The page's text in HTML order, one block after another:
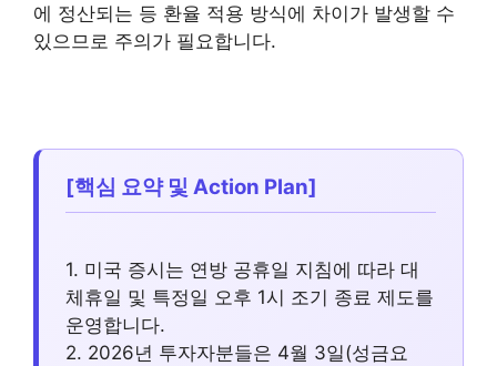
에 정산되는 등 환율 적용 방식에 차이가 발생할 수
있으므로 주의가 필요합니다.
[핵심 요약 및 Action Plan]
1. 미국 증시는 연방 공휴일 지침에 따라 대
체휴일 및 특정일 오후 1시 조기 종료 제도를
운영합니다.
2. 2026년 투자자분들은 4월 3일(성금요